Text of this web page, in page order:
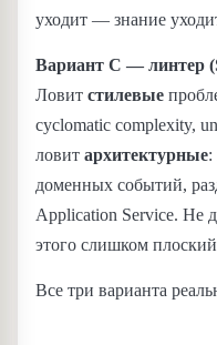
уходит — знание
Вариант C — линтер
Ловит стилевые
cyclomatic complexity,
ловит архитектурные:
доменных событий,
Application Service. Не
этого слишком
Все три варианта